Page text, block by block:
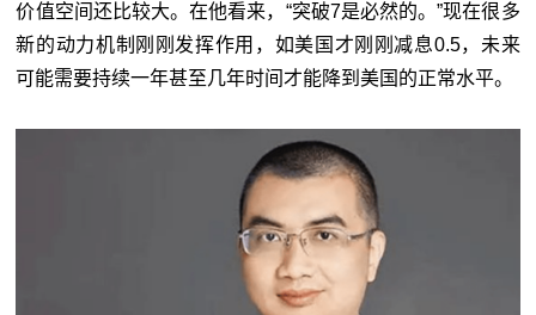
价值空间还比较大。在他看来，“突破7是必然的。”现在很多
新的动力机制刚刚发挥作用，如美国才刚刚减息0.5，未来
可能需要持续一年甚至几年时间才能降到美国的正常水平。